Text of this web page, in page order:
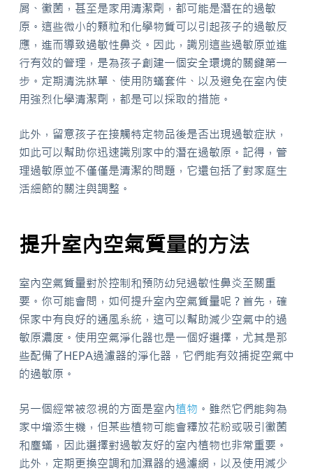
屑、黴菌，甚至是家用清潔劑，都可能是潛在的過敏
原。這些微小的顆粒和化學物質可以引起孩子的過敏反
應，進而導致過敏性鼻炎。因此，識別這些過敏原並進
行有效的管理，是為孩子創建一個安全環境的關鍵第一
步。定期清洗牀單、使用防蟎套件、以及避免在室內使
用強烈化學清潔劑，都是可以採取的措施。
此外，留意孩子在接觸特定物品後是否出現過敏症狀，
如此可以幫助你迅速識別家中的潛在過敏原。記得，管
理過敏原並不僅僅是清潔的問題，它還包括了對家庭生
活細節的關注與調整。
提升室內空氣質量的方法
室內空氣質量對於控制和預防幼兒過敏性鼻炎至關重
要。你可能會問，如何提升室內空氣質量呢？首先，確
保家中有良好的通風系統，這可以幫助減少空氣中的過
敏原濃度。使用空氣淨化器也是一個好選擇，尤其是那
些配備了HEPA過濾器的淨化器，它們能有效捕捉空氣中
的過敏原。
另一個經常被忽視的方面是室內植物 。雖然它們能夠為
家中增添生機，但某些植物可能會釋放花粉或吸引黴菌
和塵蟎，因此選擇對過敏友好的室內植物也非常重要。
此外，定期更換空調和加濕器的過濾網，以及使用減少